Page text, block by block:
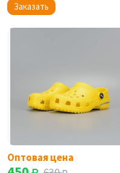
Заказать
Оптовая цена